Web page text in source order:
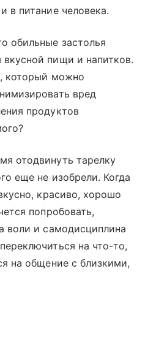
в питание человека.
обильные застолья
пищи и напитков.
который можно
вред
продуктов
отодвинуть тарелку
еще не изобрели. Когда
красиво, хорошо
попробовать,
воли и самодисциплина
на что-то,
на общение с близкими,